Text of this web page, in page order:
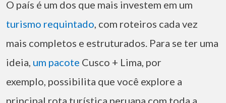
O país é um dos que mais investem em um
turismo requintado, com roteiros cada vez
mais completos e estruturados. Para se ter uma
ideia, um pacote Cusco + Lima, por
exemplo, possibilita que você explore a
principal rota turística peruana com toda a